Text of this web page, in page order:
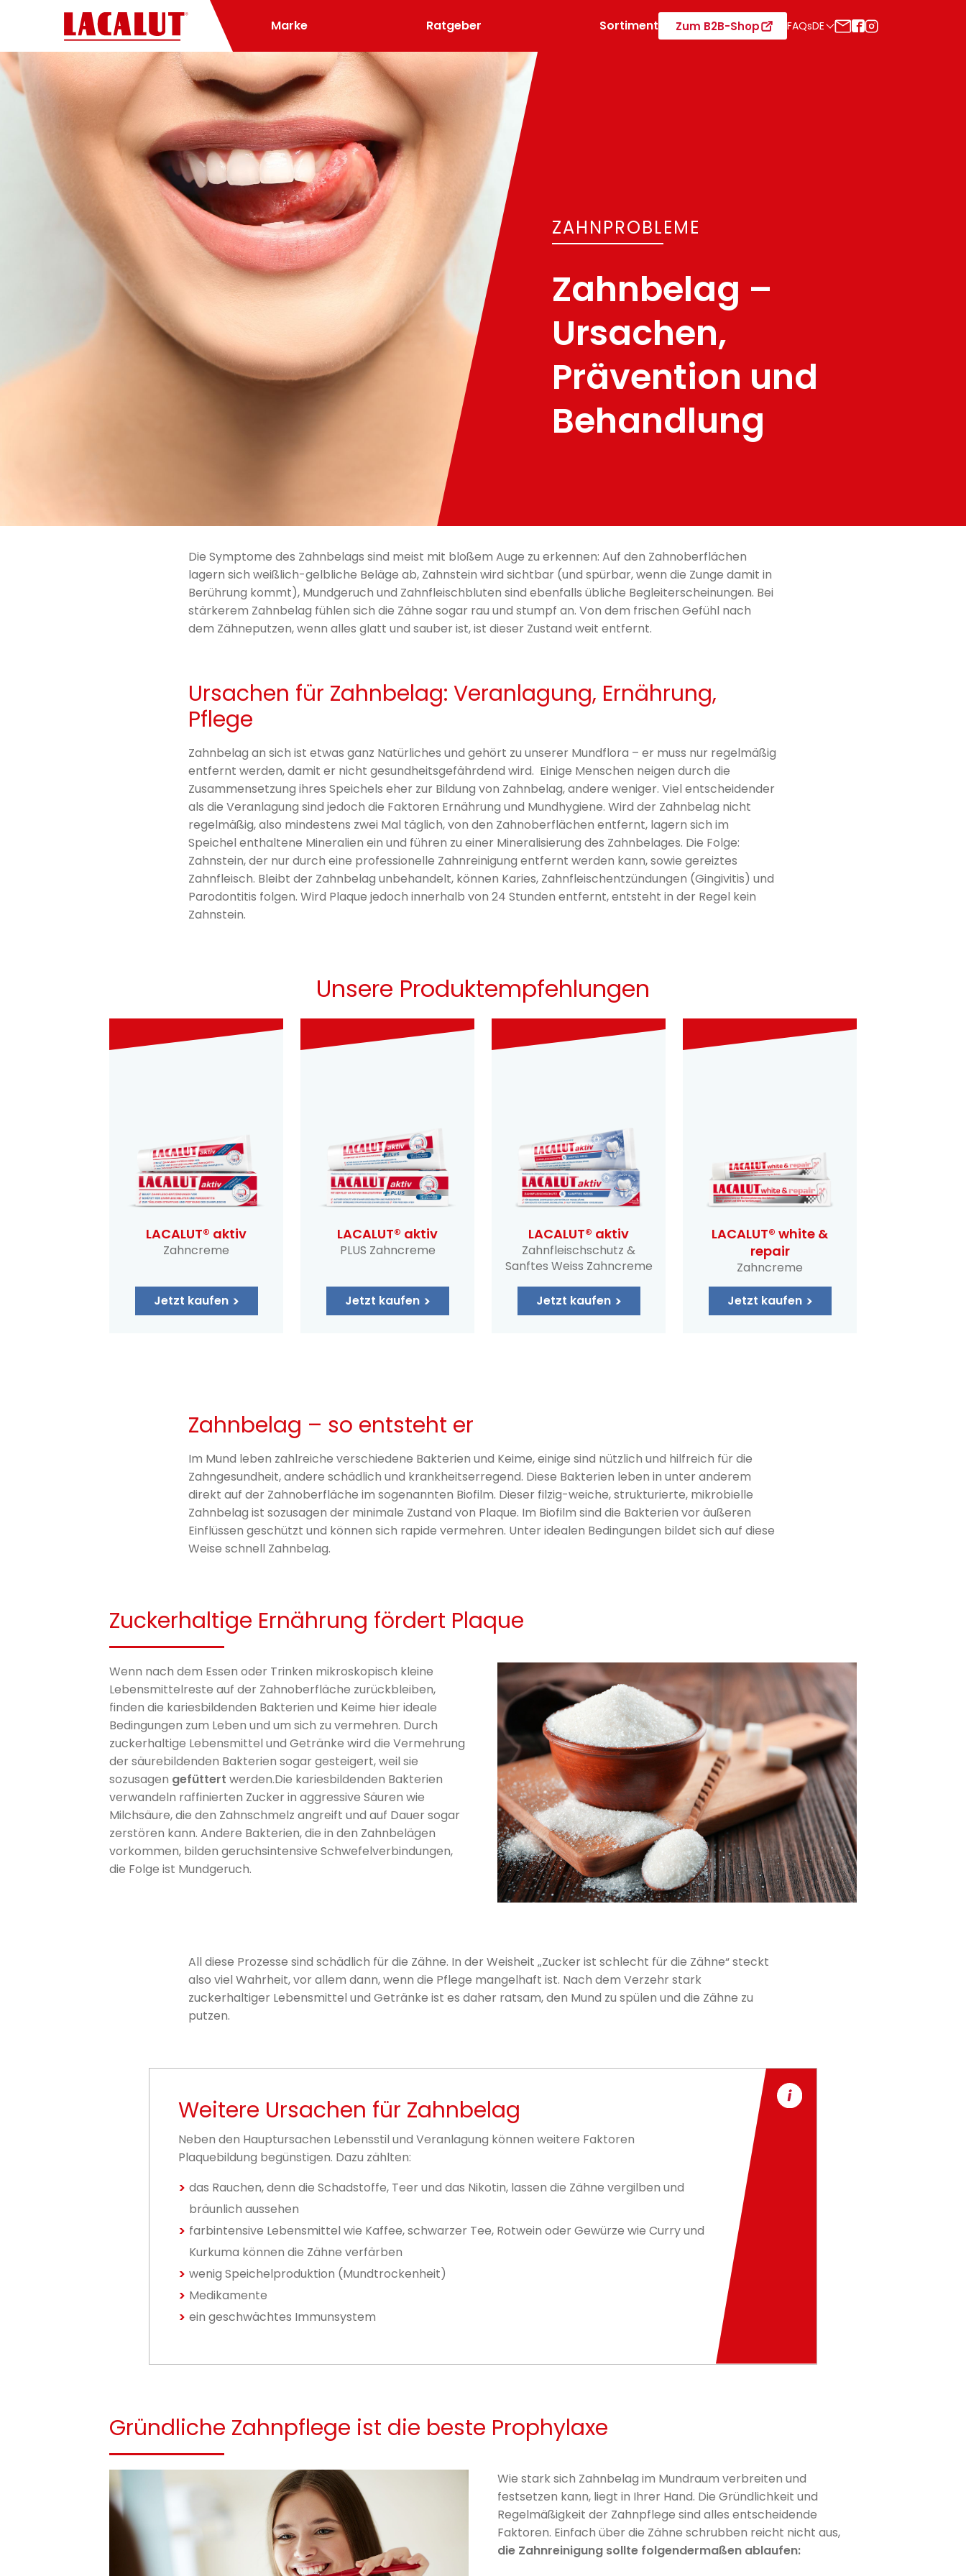
Marke Ratgeber Sortiment Zum B2B-Shop FAQsDE
ZAHNPROBLEME
Zahnbelag –
Ursachen,
Prävention und
Behandlung
Die Symptome des Zahnbelags sind meist mit bloßem Auge zu erkennen: Auf den Zahnoberflächen
lagern sich weißlich-gelbliche Beläge ab, Zahnstein wird sichtbar (und spürbar, wenn die Zunge damit in
Berührung kommt), Mundgeruch und Zahnfleisch­bluten sind ebenfalls übliche Begleiterscheinungen. Bei
stärkerem Zahnbelag fühlen sich die Zähne sogar rau und stumpf an. Von dem frischen Gefühl nach
dem Zähneputzen, wenn alles glatt und sauber ist, ist dieser Zustand weit entfernt.
Ursachen für Zahnbelag: Veranlagung, Ernährung,
Pflege
Zahnbelag an sich ist etwas ganz Natürliches und gehört zu unserer Mundflora – er muss nur regelmäßig
entfernt werden, damit er nicht gesundheitsgefährdend wird. Einige Menschen neigen durch die
Zusammensetzung ihres Speichels eher zur Bildung von Zahnbelag, andere weniger. Viel entscheidender
als die Veranlagung sind jedoch die Faktoren Ernährung und Mundhygiene. Wird der Zahnbelag nicht
regelmäßig, also mindestens zwei Mal täglich, von den Zahnoberflächen entfernt, lagern sich im
Speichel enthaltene Mineralien ein und führen zu einer Mineralisierung des Zahnbelages. Die Folge:
Zahnstein, der nur durch eine professionelle Zahnreinigung entfernt werden kann, sowie gereiztes
Zahnfleisch. Bleibt der Zahnbelag unbehandelt, können Karies, Zahnfleisch­entzündungen (Gingivitis) und
Parodontitis folgen. Wird Plaque jedoch innerhalb von 24 Stunden entfernt, entsteht in der Regel kein
Zahnstein.
Unsere Produktempfehlungen
LACALUT® aktiv
Zahncreme
Jetzt kaufen
LACALUT® aktiv
PLUS Zahncreme
Jetzt kaufen
LACALUT® aktiv
Zahnfleisch­schutz &
Sanftes Weiss Zahncreme
Jetzt kaufen
LACALUT® white &
repair
Zahncreme
Jetzt kaufen
Zahnbelag – so entsteht er
Im Mund leben zahlreiche verschiedene Bakterien und Keime, einige sind nützlich und hilfreich für die
Zahngesundheit, andere schädlich und krankheitserregend. Diese Bakterien leben in unter anderem
direkt auf der Zahnoberfläche im sogenannten Biofilm. Dieser filzig-weiche, strukturierte, mikrobielle
Zahnbelag ist sozusagen der minimale Zustand von Plaque. Im Biofilm sind die Bakterien vor äußeren
Einflüssen geschützt und können sich rapide vermehren. Unter idealen Bedingungen bildet sich auf diese
Weise schnell Zahnbelag.
Zuckerhaltige Ernährung fördert Plaque
Wenn nach dem Essen oder Trinken mikroskopisch kleine
Lebensmittelreste auf der Zahnoberfläche zurückbleiben,
finden die kariesbildenden Bakterien und Keime hier ideale
Bedingungen zum Leben und um sich zu vermehren. Durch
zuckerhaltige Lebensmittel und Getränke wird die Vermehrung
der säurebildenden Bakterien sogar gesteigert, weil sie
sozusagen gefüttert werden.Die kariesbildenden Bakterien
verwandeln raffinierten Zucker in aggressive Säuren wie
Milchsäure, die den Zahnschmelz angreift und auf Dauer sogar
zerstören kann. Andere Bakterien, die in den Zahnbelägen
vorkommen, bilden geruchsintensive Schwefelverbindungen,
die Folge ist Mundgeruch.
All diese Prozesse sind schädlich für die Zähne. In der Weisheit „Zucker ist schlecht für die Zähne“ steckt
also viel Wahrheit, vor allem dann, wenn die Pflege mangelhaft ist. Nach dem Verzehr stark
zuckerhaltiger Lebensmittel und Getränke ist es daher ratsam, den Mund zu spülen und die Zähne zu
putzen.
Weitere Ursachen für Zahnbelag
Neben den Hauptursachen Lebensstil und Veranlagung können weitere Faktoren
Plaquebildung begünstigen. Dazu zählten:
das Rauchen, denn die Schadstoffe, Teer und das Nikotin, lassen die Zähne vergilben und
bräunlich aussehen
farbintensive Lebensmittel wie Kaffee, schwarzer Tee, Rotwein oder Gewürze wie Curry und
Kurkuma können die Zähne verfärben
wenig Speichelproduktion (Mundtrockenheit)
Medikamente
ein geschwächtes Immunsystem
Gründliche Zahnpflege ist die beste Prophylaxe
Wie stark sich Zahnbelag im Mundraum verbreiten und
festsetzen kann, liegt in Ihrer Hand. Die Gründlichkeit und
Regelmäßigkeit der Zahnpflege sind alles entscheidende
Faktoren. Einfach über die Zähne schrubben reicht nicht aus,
die Zahnreinigung sollte folgendermaßen ablaufen: